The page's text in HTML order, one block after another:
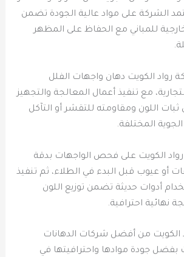
الشركة على مواد عالية الجودة تضمن
للمباني مع الحفاظ على المظهر
الكويت دهان واجهات الفلل
مع تنفيذ أعمال المعالجة والتجهيز
اللون ومقاومته للتقشر أو التآكل
المختلفة.
الكويت على فحص الواجهات بدقة
أو عيوب قبل البدء في الطلاء، ثم تنفيذ
أدوات حديثة تضمن توزيع اللون
نهائية احترافية.
من أفضل شركات الدهانات
بفضل جودة موادها واحترافيتها في